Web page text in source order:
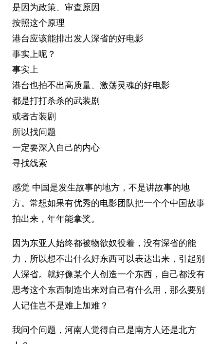
是因为政策、审查原因
按照这个原理
港台应该能排出发人深省的好电影
事实上呢？
事实上
港台也拍不出高质量、激荡灵魂的好电影
都是打打杀杀的武装剧
或者古装剧
所以找问题
一定要深入自己的内心
寻找线索 ​​​
感觉 中国是发生故事的地方，不是讲故事的地
方。常想如果有优秀的电影团队把一个个中国故事
拍出来，年年能拿奖。
因为东亚人始终都被物欲奴役着，没有深省的能
力，所以想不出什么好东西可以表达出来，引起别
人深省。就好像某个人创造一个东西，自己都没有
思考这个东西制造出来对自己有什么用，那么要别
人记住岂不是难上加难？
我问个问题，河南人觉得自己是南方人还是北方